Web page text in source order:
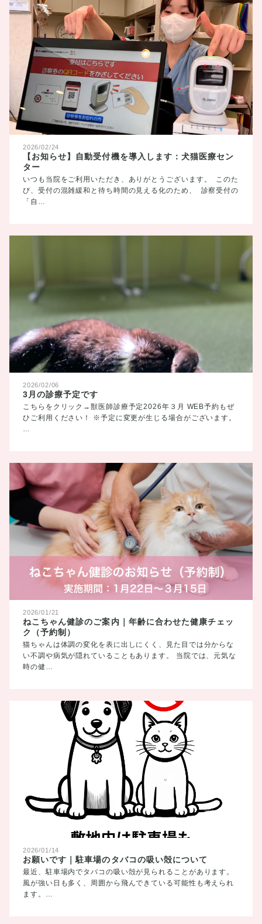
2026/02/24
【お知らせ】自動受付機を導入します：犬猫医療セン
ター
いつも当院をご利用いただき、ありがとうございます。 このた
び、受付の混雑緩和と待ち時間の見える化のため、 診察受付の
「自…
2026/02/06
3月の診療予定です
こちらをクリック→獣医師診療予定2026年３月 WEB予約もぜ
ひご利用ください！ ※予定に変更が生じる場合がございます。
…
2026/01/21
ねこちゃん健診のご案内｜年齢に合わせた健康チェッ
ク（予約制）
猫ちゃんは体調の変化を表に出しにくく、見た目では分からな
い不調や病気が隠れていることもあります。 当院では、元気な
時の健…
2026/01/14
お願いです｜駐車場のタバコの吸い殻について
最近、駐車場内でタバコの吸い殻が見られることがあります。
風が強い日も多く、周囲から飛んできている可能性も考えられ
ます。…